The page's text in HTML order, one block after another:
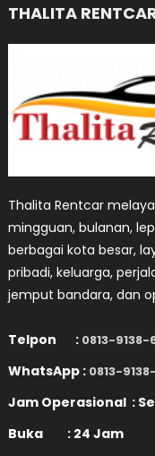
THALITA
Thalita Rentcar
mingguan, bulanan,
berbagai kota besar,
pribadi, keluarga,
jemput bandara, dan
Telpon : 0813-9138-
WhatsApp : 0813-
Jam Operasional :
Buka : 24 Jam